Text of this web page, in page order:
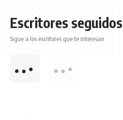
Escritores seguidos
Sigue a los escritores que te interesan